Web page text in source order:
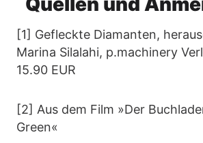
[1] Gefleckte Diamanten,
Marina Silalahi, p.machinery
15.90 EUR
[2] Aus dem Film »Der
Green«